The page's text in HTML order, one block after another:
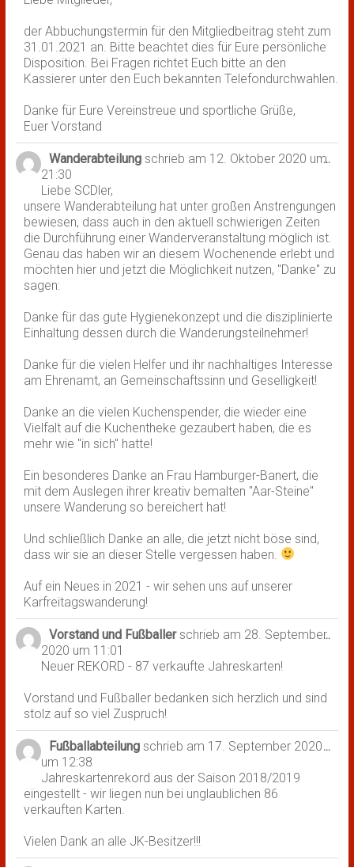
der Abbuchungstermin für den Mitgliedbeitrag steht zum
31.01.2021 an. Bitte beachtet dies für Eure persönliche
Disposition. Bei Fragen richtet Euch bitte an den
Kassierer unter den Euch bekannten Telefondurchwahlen.
Danke für Eure Vereinstreue und sportliche Grüße,
Euer Vorstand
Wanderabteilung schrieb am 12. Oktober 2020 um
21:30
Liebe SCDler,
unsere Wanderabteilung hat unter großen Anstrengungen
bewiesen, dass auch in den aktuell schwierigen Zeiten
die Durchführung einer Wanderveranstaltung möglich ist.
Genau das haben wir an diesem Wochenende erlebt und
möchten hier und jetzt die Möglichkeit nutzen, "Danke" zu
sagen:
Danke für das gute Hygienekonzept und die disziplinierte
Einhaltung dessen durch die Wanderungsteilnehmer!
Danke für die vielen Helfer und ihr nachhaltiges Interesse
am Ehrenamt, an Gemeinschaftssinn und Geselligkeit!
Danke an die vielen Kuchenspender, die wieder eine
Vielfalt auf die Kuchentheke gezaubert haben, die es
mehr wie "in sich" hatte!
Ein besonderes Danke an Frau Hamburger-Banert, die
mit dem Auslegen ihrer kreativ bemalten "Aar-Steine"
unsere Wanderung so bereichert hat!
Und schließlich Danke an alle, die jetzt nicht böse sind,
dass wir sie an dieser Stelle vergessen haben.
Auf ein Neues in 2021 - wir sehen uns auf unserer
Karfreitagswanderung!
...
Vorstand und Fußballer schrieb am 28. September
2020 um 11:01
Neuer REKORD - 87 verkaufte Jahreskarten!
Vorstand und Fußballer bedanken sich herzlich und sind
stolz auf so viel Zuspruch!
...
Fußballabteilung schrieb am 17. September 2020
um 12:38
Jahreskartenrekord aus der Saison 2018/2019
eingestellt - wir liegen nun bei unglaublichen 86
verkauften Karten.
Vielen Dank an alle JK-Besitzer!!!
...